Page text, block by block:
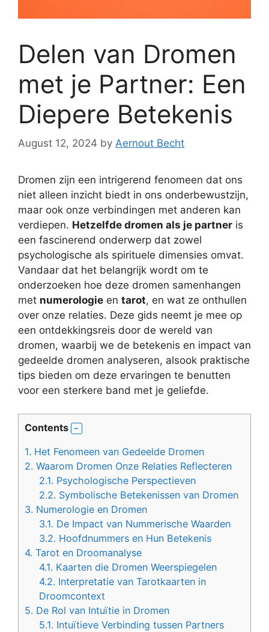
Delen van Dromen
met je Partner: Een
Diepere Betekenis
August 12, 2024 by Aernout Becht
Dromen zijn een intrigerend fenomeen dat ons
niet alleen inzicht biedt in ons onderbewustzijn,
maar ook onze verbindingen met anderen kan
verdiepen. Hetzelfde dromen als je partner is
een fascinerend onderwerp dat zowel
psychologische als spirituele dimensies omvat.
Vandaar dat het belangrijk wordt om te
onderzoeken hoe deze dromen samenhangen
met numerologie en tarot, en wat ze onthullen
over onze relaties. Deze gids neemt je mee op
een ontdekkingsreis door de wereld van
dromen, waarbij we de betekenis en impact van
gedeelde dromen analyseren, alsook praktische
tips bieden om deze ervaringen te benutten
voor een sterkere band met je geliefde.
Contents
1. Het Fenomeen van Gedeelde Dromen
2. Waarom Dromen Onze Relaties Reflecteren
2.1. Psychologische Perspectieven
2.2. Symbolische Betekenissen van Dromen
3. Numerologie en Dromen
3.1. De Impact van Nummerische Waarden
3.2. Hoofdnummers en Hun Betekenis
4. Tarot en Droomanalyse
4.1. Kaarten die Dromen Weerspiegelen
4.2. Interpretatie van Tarotkaarten in
Droomcontext
5. De Rol van Intuïtie in Dromen
5.1. Intuïtieve Verbinding tussen Partners